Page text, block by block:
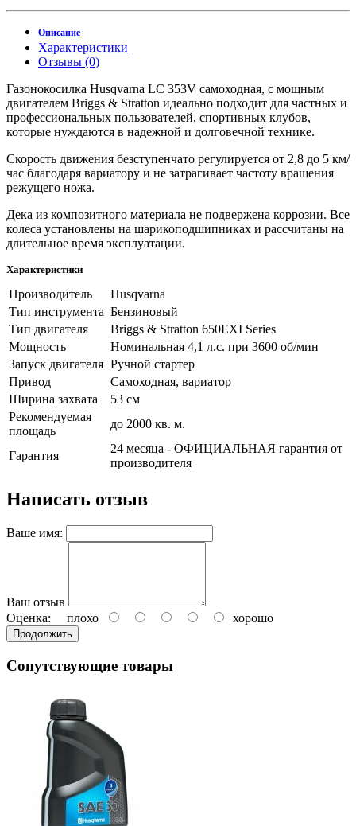
Описание
Характеристики
Отзывы (0)
Газонокосилка Husqvarna LC 353V самоходная, с мощным
двигателем Briggs & Stratton идеально подходит для частных и
профессиональных пользователей, спортивных клубов,
которые нуждаются в надежной и долговечной технике.
Скорость движения безступенчато регулируется от 2,8 до 5 км/
час благодаря вариатору и не затрагивает частоту вращения
режущего ножа.
Дека из композитного материала не подвержена коррозии. Все
колеса установлены на шарикоподшипниках и рассчитаны на
длительное время эксплуатации.
Характеристики
Производитель
Husqvarna
Тип инструмента Бензиновый
Тип двигателя
Briggs & Stratton 650EXI Series
Мощность
Номинальная 4,1 л.с. при 3600 об/мин
Запуск двигателя Ручной стартер
Привод
Cамоходная, вариатор
Ширина захвата
53 см
Рекомендуемая
площадь
до 2000 кв. м.
Гарантия
24 месяца - ОФИЦИАЛЬНАЯ гарантия от
производителя
Написать отзыв
Ваше имя:
Ваш отзыв
Оценка: плохо хорошо
Продолжить
Сопутствующие товары